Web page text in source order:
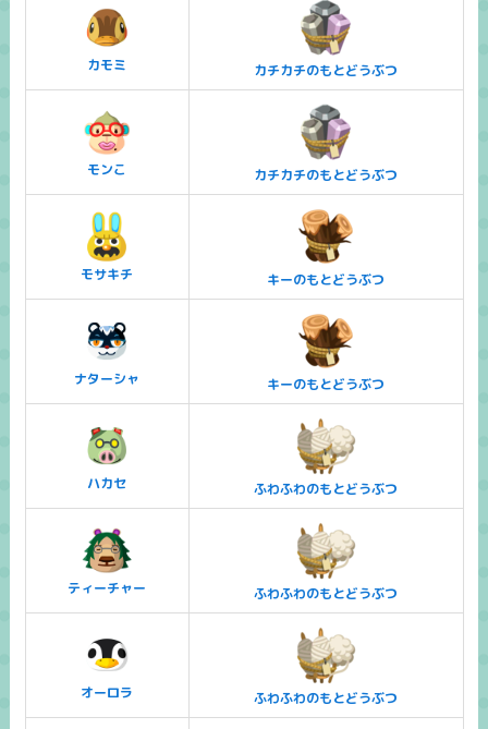
カモミ カチカチのもとどうぶつ
モンこ カチカチのもとどうぶつ
モサキチ キーのもとどうぶつ
ナターシャ キーのもとどうぶつ
ハカセ ふわふわのもとどうぶつ
ティーチャー ふわふわのもとどうぶつ
オーロラ ふわふわのもとどうぶつ